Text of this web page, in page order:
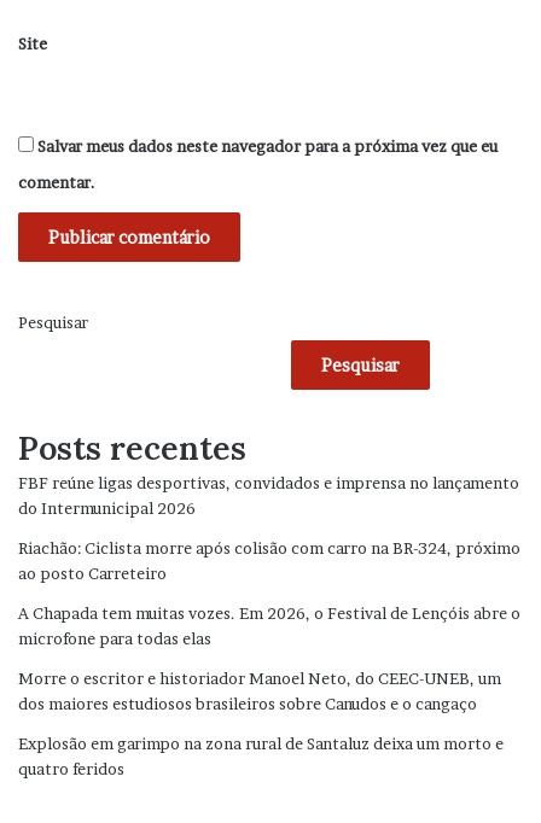
Site
Salvar meus dados neste navegador para a próxima vez que eu
comentar.
Pesquisar
Pesquisar
Posts recentes
FBF reúne ligas desportivas, convidados e imprensa no lançamento
do Intermunicipal 2026
Riachão: Ciclista morre após colisão com carro na BR-324, próximo
ao posto Carreteiro
A Chapada tem muitas vozes. Em 2026, o Festival de Lençóis abre o
microfone para todas elas
Morre o escritor e historiador Manoel Neto, do CEEC-UNEB, um
dos maiores estudiosos brasileiros sobre Canudos e o cangaço
Explosão em garimpo na zona rural de Santaluz deixa um morto e
quatro feridos